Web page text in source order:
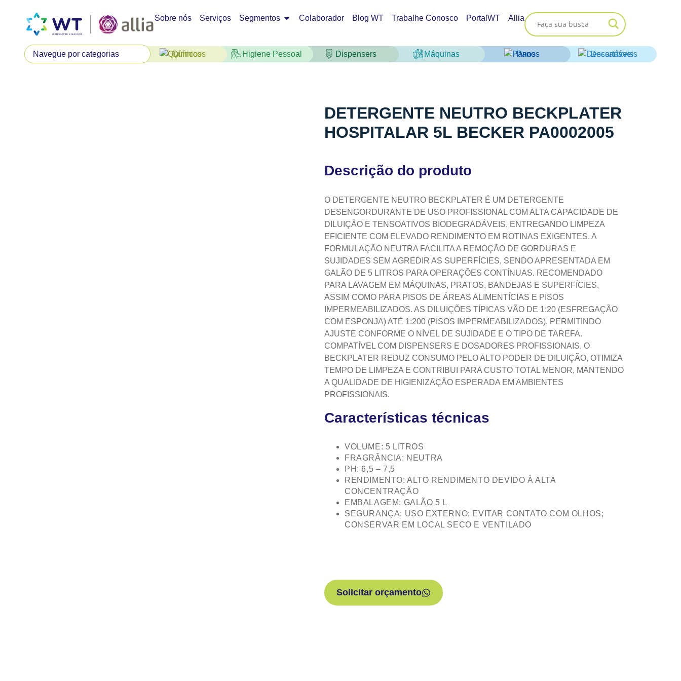
Sobre nós Serviços Segmentos Colaborador Blog WT Trabalhe Conosco PortalWT Allia
Químicos Higiene Pessoal Dispensers Máquinas Panos Descartáveis
DETERGENTE NEUTRO BECKPLATER
HOSPITALAR 5L BECKER PA0002005
Descrição do produto
O DETERGENTE NEUTRO BECKPLATER É UM DETERGENTE
DESENGORDURANTE DE USO PROFISSIONAL COM ALTA CAPACIDADE DE
DILUIÇÃO E TENSOATIVOS BIODEGRADÁVEIS, ENTREGANDO LIMPEZA
EFICIENTE COM ELEVADO RENDIMENTO EM ROTINAS EXIGENTES. A
FORMULAÇÃO NEUTRA FACILITA A REMOÇÃO DE GORDURAS E
SUJIDADES SEM AGREDIR AS SUPERFÍCIES, SENDO APRESENTADA EM
GALÃO DE 5 LITROS PARA OPERAÇÕES CONTÍNUAS. RECOMENDADO
PARA LAVAGEM EM MÁQUINAS, PRATOS, BANDEJAS E SUPERFÍCIES,
ASSIM COMO PARA PISOS DE ÁREAS ALIMENTÍCIAS E PISOS
IMPERMEABILIZADOS. AS DILUIÇÕES TÍPICAS VÃO DE 1:20 (ESFREGAÇÃO
COM ESPONJA) ATÉ 1:200 (PISOS IMPERMEABILIZADOS), PERMITINDO
AJUSTE CONFORME O NÍVEL DE SUJIDADE E O TIPO DE TAREFA.
COMPATÍVEL COM DISPENSERS E DOSADORES PROFISSIONAIS, O
BECKPLATER REDUZ CONSUMO PELO ALTO PODER DE DILUIÇÃO, OTIMIZA
TEMPO DE LIMPEZA E CONTRIBUI PARA CUSTO TOTAL MENOR, MANTENDO
A QUALIDADE DE HIGIENIZAÇÃO ESPERADA EM AMBIENTES
PROFISSIONAIS.
Características técnicas
VOLUME: 5 LITROS
FRAGRÂNCIA: NEUTRA
PH: 6,5 – 7,5
RENDIMENTO: ALTO RENDIMENTO DEVIDO À ALTA
CONCENTRAÇÃO
EMBALAGEM: GALÃO 5 L
SEGURANÇA: USO EXTERNO; EVITAR CONTATO COM OLHOS;
CONSERVAR EM LOCAL SECO E VENTILADO
Solicitar orçamento